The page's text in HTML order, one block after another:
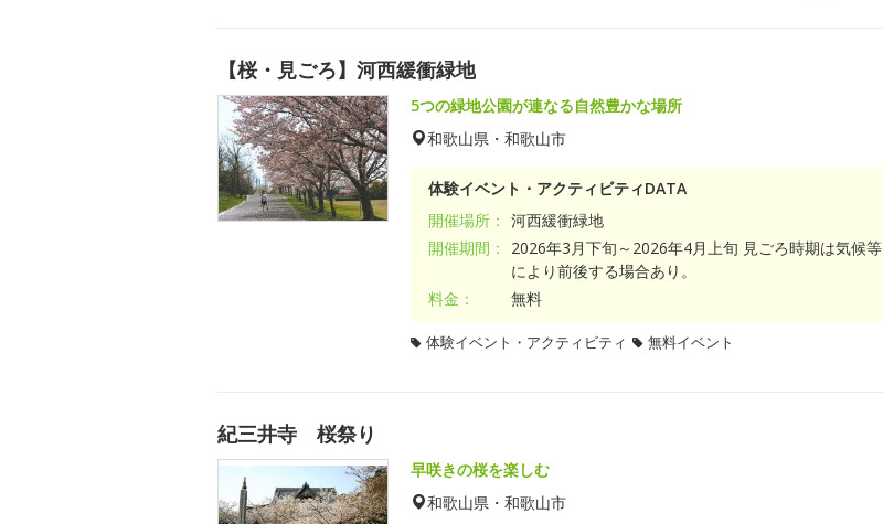
【桜・見ごろ】河西緩衝緑地
5つの緑地公園が連なる自然豊かな場所
和歌山県・和歌山市
体験イベント・アクティビティDATA
開催場所： 河西緩衝緑地
開催期間：
2026年3月下旬～2026年4月上旬 見ごろ時期は気候等
により前後する場合あり。
料金：
無料
体験イベント・アクティビティ 無料イベント
紀三井寺 桜祭り
早咲きの桜を楽しむ
和歌山県・和歌山市